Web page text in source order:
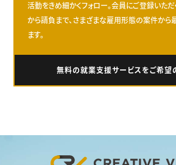
活動をきめ細かくフォロー。会員にご登録いただ
から請負まで、さまざまな雇用形態の案件から
ます。
無料の就業支援サービスをご希望